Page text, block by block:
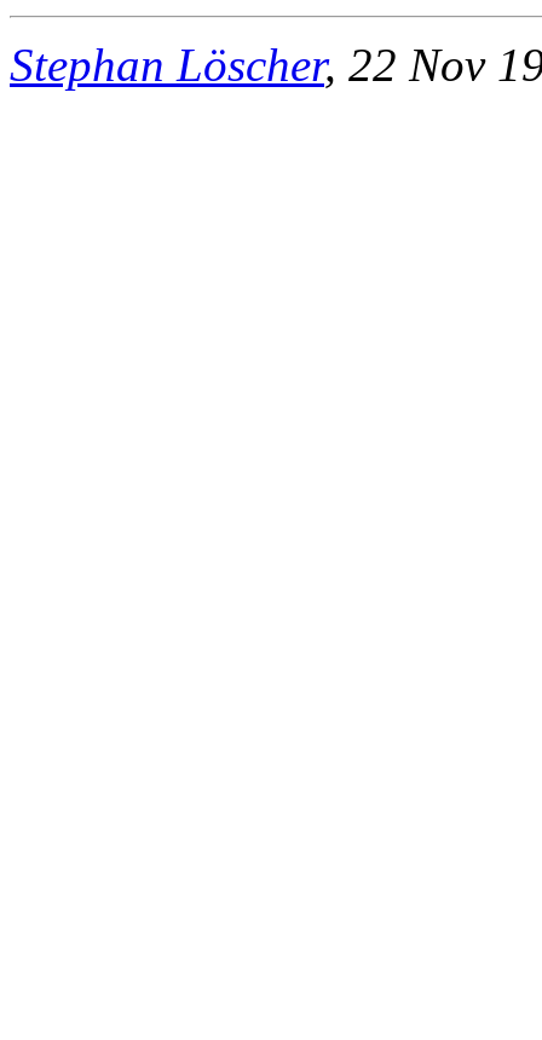
Stephan Löscher, 22 Nov